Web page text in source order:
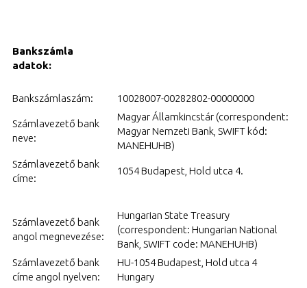
Bankszámla
adatok:
Bankszámlaszám: 10028007-00282802-00000000
Számlavezető bank
neve:
Magyar Államkincstár (correspondent:
Magyar Nemzeti Bank, SWIFT kód:
MANEHUHB)
Számlavezető bank
címe:
1054 Budapest, Hold utca 4.
Számlavezető bank
angol megnevezése:
Hungarian State Treasury
(correspondent: Hungarian National
Bank, SWIFT code: MANEHUHB)
Számlavezető bank
címe angol nyelven:
HU-1054 Budapest, Hold utca 4
Hungary